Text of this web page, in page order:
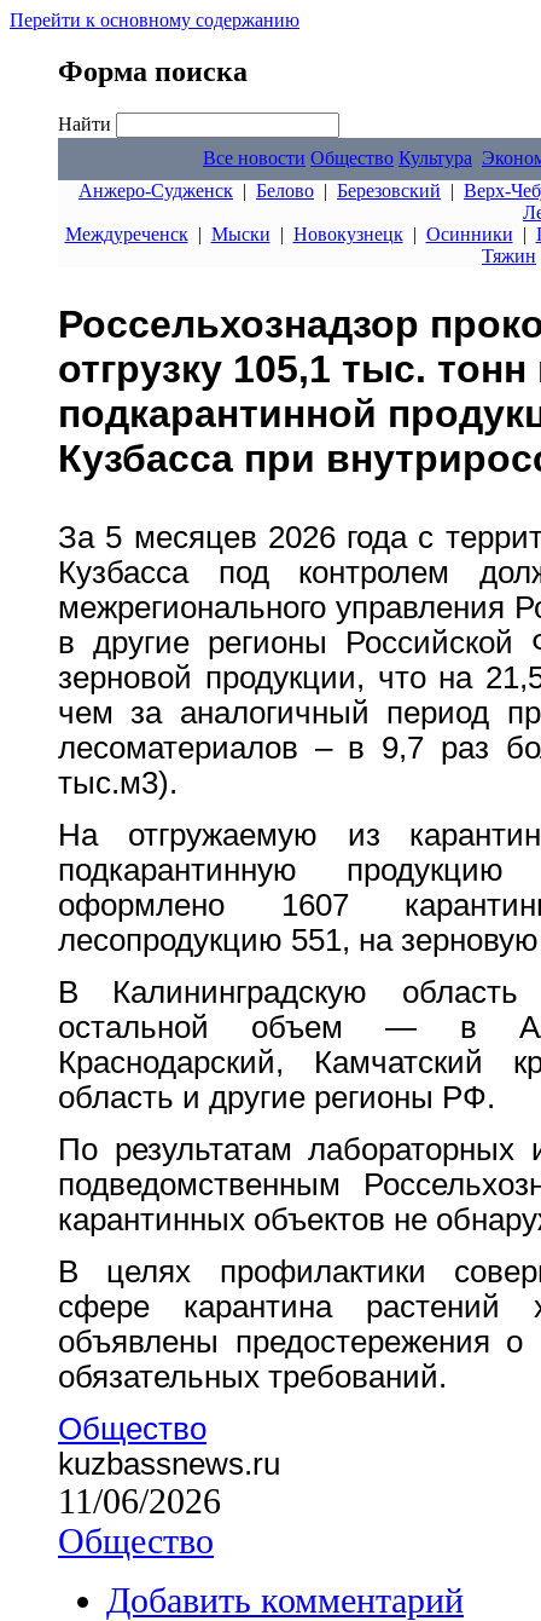
Перейти к основному содержанию
Форма поиска
Найти
Все новости Общество Культура
Анжеро-Судженск | Белово | Березовский | Верх-
Междуреченск| Мыски | Новокузнецк| Осинники |
Тяжин
Россельхознадзор
отгрузку 105,1 тыс.
подкарантинной
Кузбасса при
За 5 месяцев 2026 года с
Кузбасса под контролем
межрегионального управления
в другие регионы
зерновой продукции, что на
чем за аналогичный период
лесоматериалов – в 9,7 раз
тыс.м3).
На отгружаемую из
подкарантинную
оформлено 1607
лесопродукцию 551, на
В Калининградскую
остальной объем — в
Краснодарский, Камчатский
область и другие регионы РФ.
По результатам лабораторных
подведомственным
карантинных объектов не
В целях профилактики
сфере карантина растений
объявлены предостережения о
обязательных требований.
Общество
kuzbassnews.ru
11/06/2026
Общество
Добавить комментарий